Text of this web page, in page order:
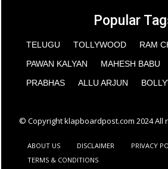
Popular
TELUGU TOLLYWOOD
RAM
PAWAN KALYAN
MAHESH BABU
PRABHAS
ALLU ARJUN
© Copyright klapboardpost.com 2024 All
ABOUT US DISCLAIMER
PRIVACY
TERMS & CONDITIONS